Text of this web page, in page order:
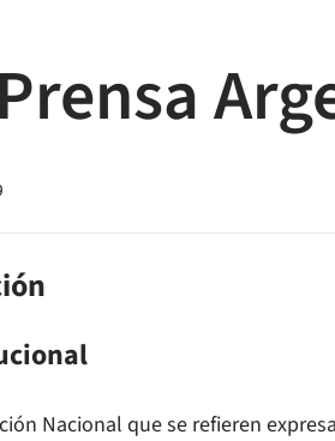
Nacional que se refieren